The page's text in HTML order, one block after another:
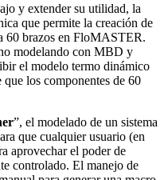
y extender su utilidad, la
que permite la creación de
60 brazos en FloMASTER.
modelando con MBD y
el modelo termo dinámico
los componentes de 60
”, el modelado de un sistema
que cualquier usuario (en
aprovechar el poder de
controlado. El manejo de